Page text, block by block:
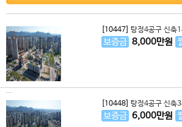
[10447] 탕정4공구 신축
보증금 8,000만원
[10448] 탕정4공구 신축
보증금 6,000만원